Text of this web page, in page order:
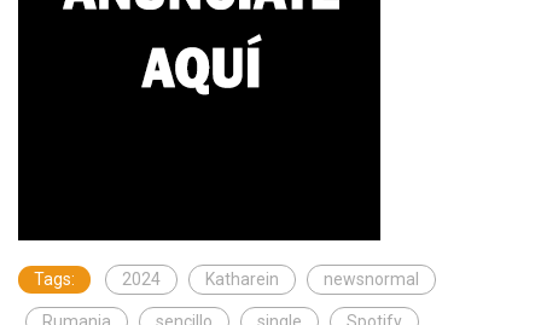
Tags: 2024 Katharein newsnormal